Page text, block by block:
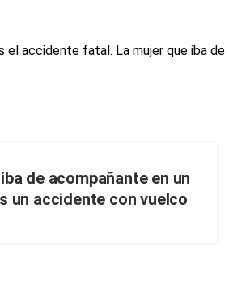
de acompañante en un
un accidente con vuelco